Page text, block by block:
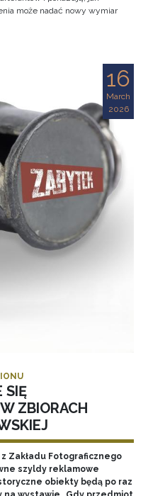
może nadać nowy wymiar
16
March
2026
SIĘ
ZBIORACH
Zakładu Fotograficznego
szyldy reklamowe
obiekty będą po raz